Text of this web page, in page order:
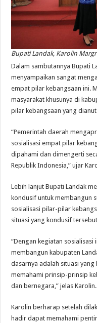
Bupati Landak, Karolin
Dalam sambutannya Bupati
menyampaikan sangat
empat pilar kebangsaan ini.
masyarakat khusunya di
pilar kebangsaan yang
“Pemerintah daerah
sosialisasi empat pilar
dipahami dan dimengerti
Republik Indonesia,” ujar
Lebih lanjut Bupati Landak
kondusif untuk membangun
sosialisasi pilar-pilar
situasi yang kondusif
“Dengan kegiatan
membangun kabupaten
dasarnya adalah situasi
memahami prinsip-prinsip
dan bernegara,” jelas Karolin.
Karolin berharap setelah
hadir dapat memahami